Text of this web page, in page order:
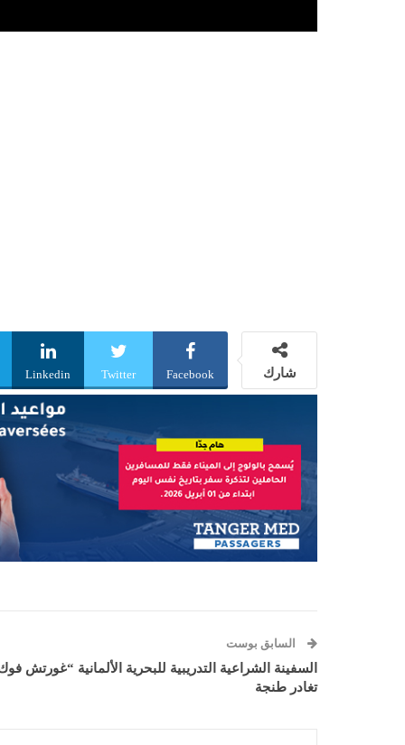
شارك Facebook
Twitter
Linkedin
السابق بوست
السفينة الشراعية التدريبية للبحرية الألمانية “غورتش
تغادر طنجة